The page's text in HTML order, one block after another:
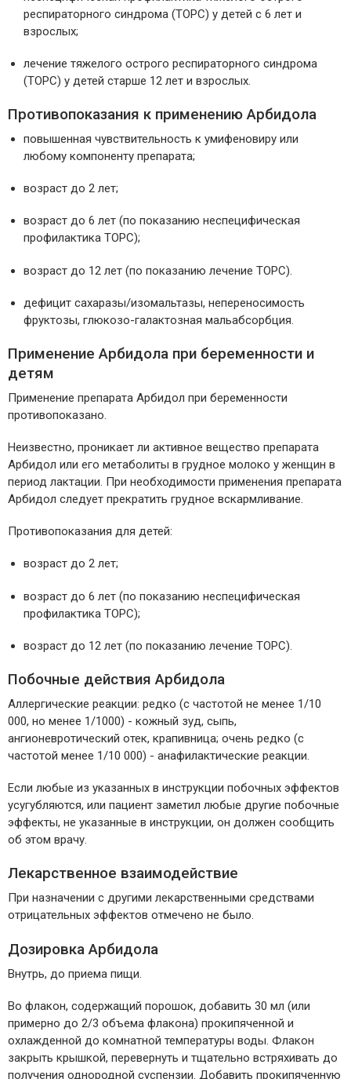
респираторного синдрома (ТОРС) у детей с 6 лет и
взрослых;
лечение тяжелого острого респираторного синдрома
(ТОРС) у детей старше 12 лет и взрослых.
Противопоказания к применению Арбидола
повышенная чувствительность к умифеновиру или
любому компоненту препарата;
возраст до 2 лет;
возраст до 6 лет (по показанию неспецифическая
профилактика ТОРС);
возраст до 12 лет (по показанию лечение ТОРС).
дефицит сахаразы/изомальтазы, непереносимость
фруктозы, глюкозо-галактозная мальабсорбция.
Применение Арбидола при беременности и
детям
Применение препарата Арбидол при беременности
противопоказано.
Неизвестно, проникает ли активное вещество препарата
Арбидол или его метаболиты в грудное молоко у женщин в
период лактации. При необходимости применения препарата
Арбидол следует прекратить грудное вскармливание.
Противопоказания для детей:
возраст до 2 лет;
возраст до 6 лет (по показанию неспецифическая
профилактика ТОРС);
возраст до 12 лет (по показанию лечение ТОРС).
Побочные действия Арбидола
Аллергические реакции: редко (с частотой не менее 1/10
000, но менее 1/1000) - кожный зуд, сыпь,
ангионевротический отек, крапивница; очень редко (с
частотой менее 1/10 000) - анафилактические реакции.
Если любые из указанных в инструкции побочных эффектов
усугубляются, или пациент заметил любые другие побочные
эффекты, не указанные в инструкции, он должен сообщить
об этом врачу.
Лекарственное взаимодействие
При назначении с другими лекарственными средствами
отрицательных эффектов отмечено не было.
Дозировка Арбидола
Внутрь, до приема пищи.
Во флакон, содержащий порошок, добавить 30 мл (или
примерно до 2/3 объема флакона) прокипяченной и
охлажденной до комнатной температуры воды. Флакон
закрыть крышкой, перевернуть и тщательно встряхивать до
получения однородной суспензии. Добавить прокипяченную